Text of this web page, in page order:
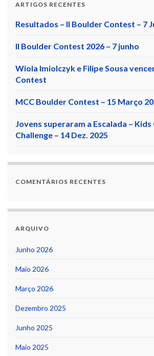
ARTIGOS RECENTES
Resultados – II Boulder Contest – 7
II Boulder Contest 2026 – 7 junho
Wiola Imiolczyk e Filipe Sousa
Contest
MCC Boulder Contest – 15 Março
Jovens superaram a Escalada –
Challenge – 14 Dez. 2025
COMENTÁRIOS RECENTES
ARQUIVO
Junho 2026
Maio 2026
Março 2026
Dezembro 2025
Junho 2025
Maio 2025